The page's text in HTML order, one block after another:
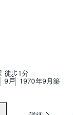
徒歩1分
9戸 1970年9月築